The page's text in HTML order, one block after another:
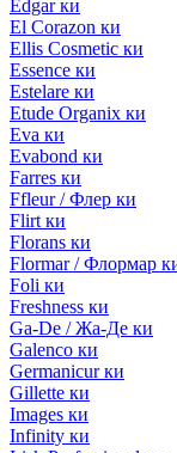
Edgar ки
El Corazon ки
Ellis Cosmetic ки
Essence ки
Estelare ки
Etude Organix ки
Eva ки
Evabond ки
Farres ки
Ffleur / Флер ки
Flirt ки
Florans ки
Flormar / Флормар
Foli ки
Freshness ки
Ga-De / Жа-Де ки
Galenco ки
Germanicur ки
Gillette ки
Images ки
Infinity ки